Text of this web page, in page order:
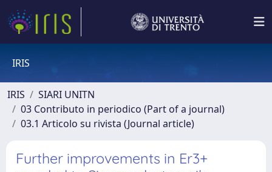
IRIS
IRIS
SIARI UNITN
03 Contributo in periodico (Part of a journal)
03.1 Articolo su rivista (Journal article)
Further improvements in Er3+